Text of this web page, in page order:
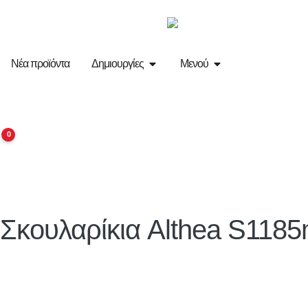
Νέα προϊόντα Δημιουργίες Μενού
0
Σκουλαρίκια Althea